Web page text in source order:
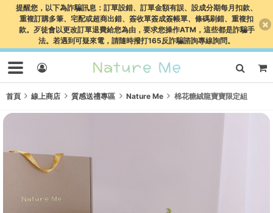
提醒您，以下為詐騙訊息：訂單設錯、訂單金額有誤、設成分期每月扣款、
重複訂購多筆、宅配或超商出錯、簽收單簽成簽帳單、條碼刷錯、重複扣
款。歹徒會以更改訂單退費給您為由，要求您操作ATM，這些都是詐騙手
法。若遇到可疑來電，請隨時撥打165反詐騙諮詢專線詢問。
首頁 線上商店 質感送禮專區 Nature Me 棉花糖絨龍寶寶限定組